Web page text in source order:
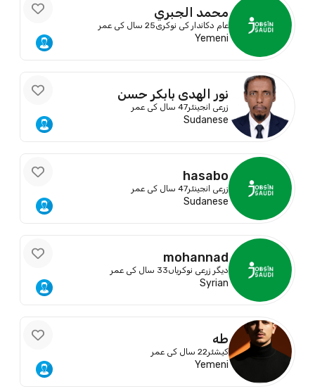
محمد الجبري
عام دکاندار کی نوکری25 سال کی عمر
Yemeni
نور الهدى بابكر حسن
زرعی انجینئر47 سال کی عمر
Sudanese
hasabo
زرعی انجینئر47 سال کی عمر
Sudanese
mohannad
دیگر زرعی نوکریاں33 سال کی عمر
Syrian
طه
کیشئر22 سال کی عمر
Yemeni